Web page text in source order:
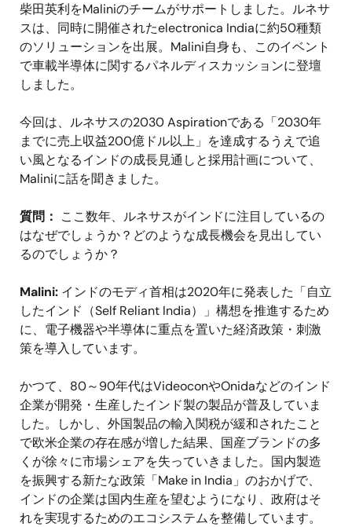
柴田英利をMaliniのチームがサポートしました。ルネサ
スは、同時に開催されたelectronica Indiaに約50種類
のソリューションを出展。Malini自身も、このイベント
で車載半導体に関するパネルディスカッションに登壇
しました。
今回は、ルネサスの2030 Aspirationである「2030年
までに売上収益200億ドル以上」を達成するうえで追
い風となるインドの成長見通しと採用計画について、
Maliniに話を聞きました。
質問： ここ数年、ルネサスがインドに注目しているの
はなぜでしょうか？どのような成長機会を見出してい
るのでしょうか？
Malini: インドのモディ首相は2020年に発表した「自立
したインド（Self Reliant India）」構想を推進するため
に、電子機器や半導体に重点を置いた経済政策・刺激
策を導入しています。
かつて、80～90年代はVideoconやOnidaなどのインド
企業が開発・生産したインド製の製品が普及していま
した。しかし、外国製品の輸入関税が緩和されたこと
で欧米企業の存在感が増した結果、国産ブランドの多
くが徐々に市場シェアを失っていきました。国内製造
を振興する新たな政策「Make in India」のおかげで、
インドの企業は国内生産を望むようになり、政府はそ
れを実現するためのエコシステムを整備しています。